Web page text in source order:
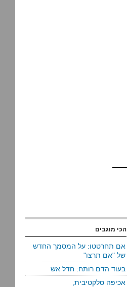
הכי מוגבים
אם תחרטטו: על המסמך החדש
של "אם תרצו"
בעוד הדם רותח: חדל אש
אכיפה סלקטיבית,